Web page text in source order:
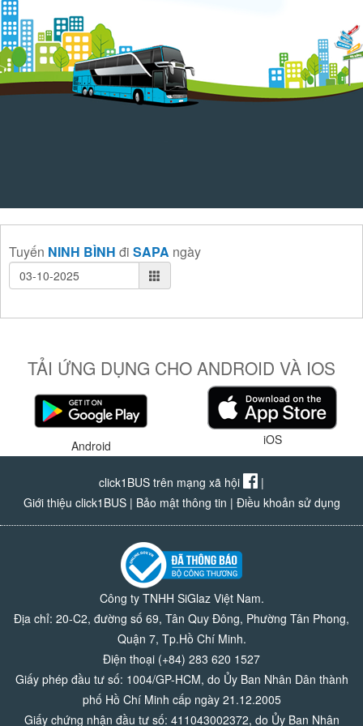
Tuyến NINH BÌNH đi SAPA ngày
TẢI ỨNG DỤNG CHO ANDROID VÀ IOS
Android iOS
click1BUS trên mạng xã hội
|
Giới thiệu click1BUS| Bảo mật thông tin | Điều khoản sử dụng
Công ty TNHH SiGlaz Việt Nam.
Địa chỉ: 20-C2, đường số 69, Tân Quy Đông, Phường Tân Phong,
Quận 7, Tp.Hồ Chí Minh.
Điện thoại (+84) 283 620 1527
Giấy phép đầu tư số: 1004/GP-HCM, do Ủy Ban Nhân Dân thành
phố Hồ Chí Minh cấp ngày 21.12.2005
Giấy chứng nhận đầu tư số: 411043002372, do Ủy Ban Nhân